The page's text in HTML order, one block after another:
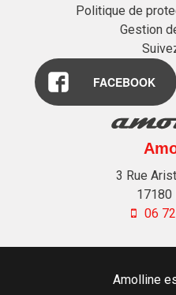
Politique de
Gestion
FACEBOOK
3 Rue
17180
06
Amolline